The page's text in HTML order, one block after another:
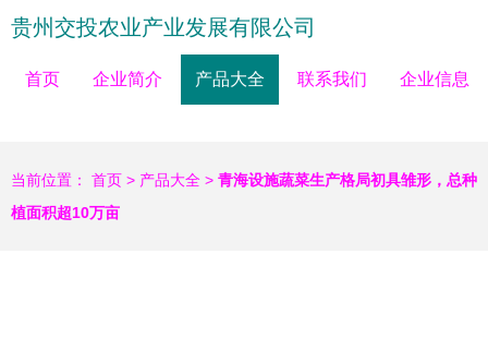
贵州交投农业产业发展有限公司
首页 企业简介 产品大全 联系我们 企业信息
当前位置： 首页 > 产品大全 > 青海设施蔬菜生产格局初具雏形，总种
植面积超10万亩